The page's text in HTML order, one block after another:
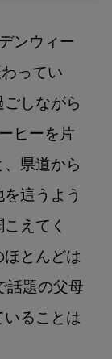
ンウィー
ってい
しながら
ヒーを片
県道から
這うよう
えてく
とんどは
話題の父母
ることは